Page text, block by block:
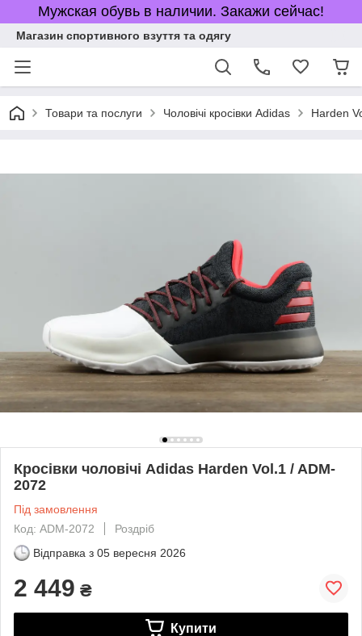
Мужская обувь в наличии. Закажи сейчас!
Магазин спортивного взуття та одягу
Товари та послуги Чоловічі кросівки Adidas Harden
Кросівки чоловічі Adidas Harden Vol.1 / ADM-
2072
Під замовлення
Код: ADM-2072
Роздріб
Відправка з 05 вересня 2026
2 449 ₴
Купити